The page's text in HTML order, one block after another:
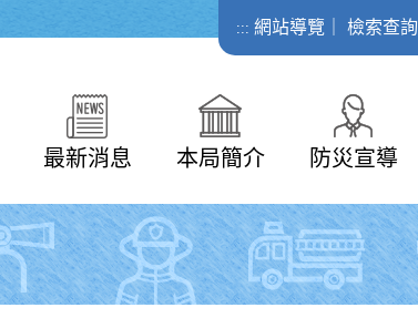
::: 網站導覽 檢索查詢
最新消息 本局簡介 防災宣導